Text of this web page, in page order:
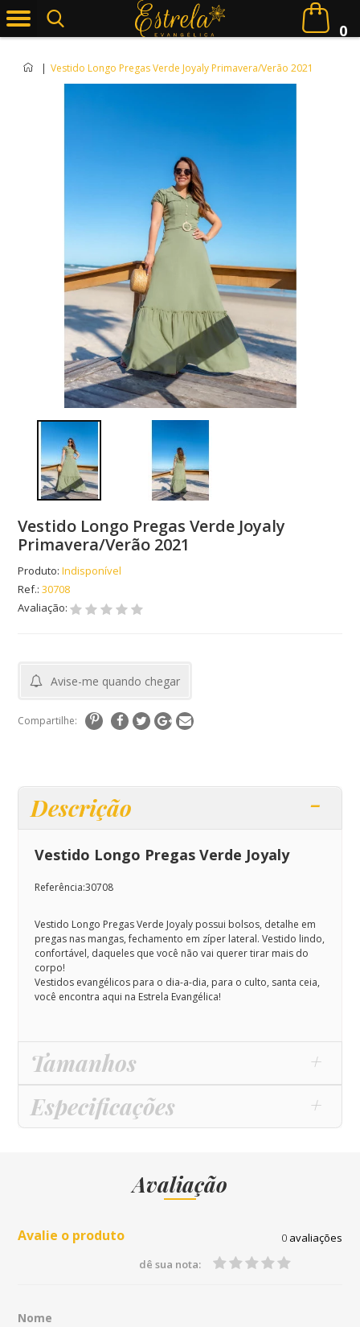
0
| Vestido Longo Pregas Verde Joyaly Primavera/Verão 2021
Vestido Longo Pregas Verde Joyaly
Primavera/Verão 2021
Produto: Indisponível
Ref.:30708
Avaliação:
Avise-me quando chegar
Compartilhe:
Descrição
Vestido Longo Pregas Verde Joyaly
Referência:30708
Vestido Longo Pregas Verde Joyaly possui bolsos, detalhe em
pregas nas mangas, fechamento em zíper lateral. Vestido lindo,
confortável, daqueles que você não vai querer tirar mais do
corpo!
Vestidos evangélicos para o dia-a-dia, para o culto, santa ceia,
você encontra aqui na Estrela Evangélica!
Tamanhos
Especificações
Avaliação
Avalie o produto 0avaliações
dê sua nota:
Nome